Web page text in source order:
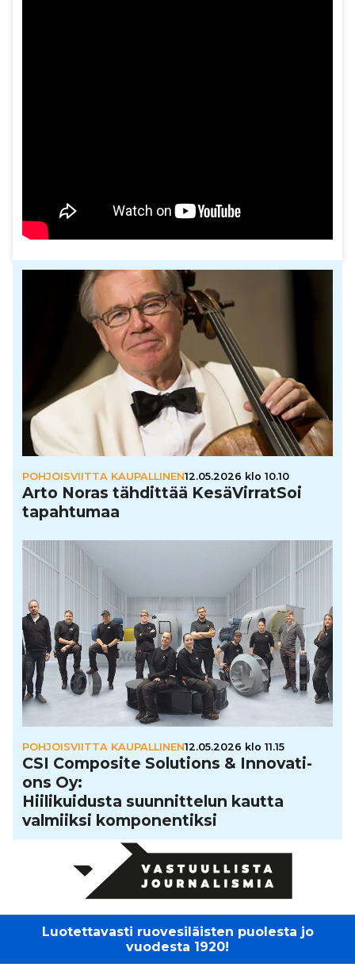
POHJOISVIITTA KAUPALLINEN12.05.2026 klo 10.10
Arto Noras tähdittää Kesä­Vir­rat­Soi
tapah­tu­maa
POHJOISVIITTA KAUPALLINEN12.05.2026 klo 11.15
CSI Composite Solutions & Inno­va­ti­
ons Oy:
Hii­li­kui­dusta suun­nit­te­lun kautta
valmiiksi kom­po­nen­tiksi
Luotettavasti ruovesiläisten puolesta jo
vuodesta 1920!